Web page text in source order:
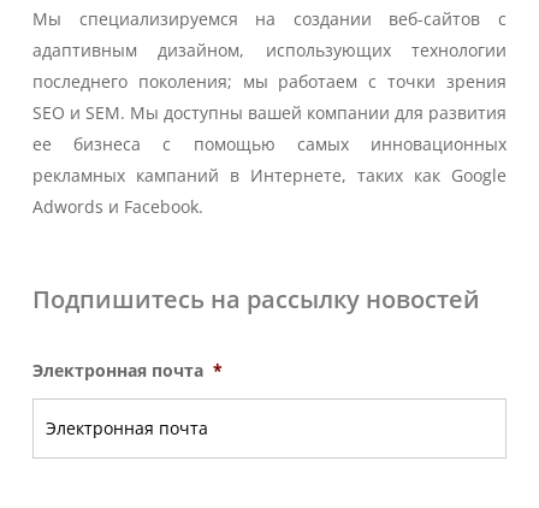
Мы специализируемся на создании веб-сайтов с
адаптивным дизайном, использующих технологии
последнего поколения; мы работаем с точки зрения
SEO и SEM. Мы доступны вашей компании для развития
ее бизнеса с помощью самых инновационных
рекламных кампаний в Интернете, таких как Google
Adwords и Facebook.
Подпишитесь на рассылку новостей
Электронная почта *